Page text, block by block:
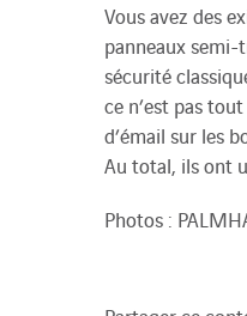
Vous avez des
panneaux
sécurité
ce n’est pas
d’émail sur les
Au total, ils ont
Photos :